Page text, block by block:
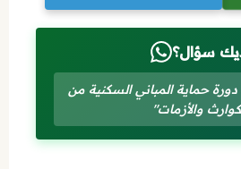
سؤال؟
حماية المباني السكنية من
والأزمات"